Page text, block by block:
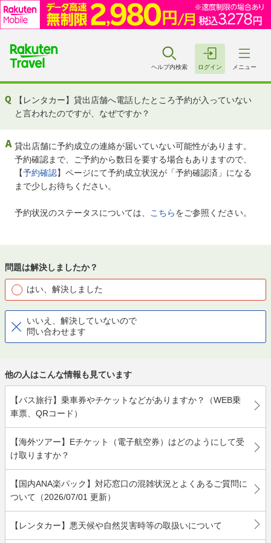
ヘルプ内検索 ログイン メニュー
【レンタカー】貸出店舗へ電話したところ予約が入っていない
と言われたのですが、なぜですか？
貸出店舗に予約成立の連絡が届いていない可能性があります。
予約確認まで、ご予約から数日を要する場合もありますので、
【予約確認】ページにて予約成立状況が「予約確認済」になる
まで少しお待ちください。
予約状況のステータスについては、 こちらをご参照ください。
問題は解決しましたか？
はい、解決しました
いいえ、解決していないので
問い合わせます
他の人はこんな情報も見ています
【バス旅行】乗車券やチケットなどがありますか？（WEB乗
車票、QRコード）
【海外ツアー】Eチケット（電子航空券）はどのようにして受
け取りますか？
【国内ANA楽パック】対応窓口の混雑状況とよくあるご質問に
ついて（2026/07/01 更新）
【レンタカー】悪天候や自然災害時等の取扱いについて